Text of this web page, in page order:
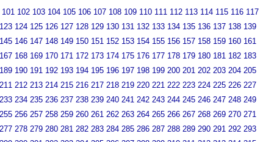
101 102 103 104 105 106 107 108 109 110 111 112 113 114 115 116 117
124 125 126 127 128 129 130 131 132 133 134 135 136 137 138 139
146 147 148 149 150 151 152 153 154 155 156 157 158 159 160 161
168 169 170 171 172 173 174 175 176 177 178 179 180 181 182 183
190 191 192 193 194 195 196 197 198 199 200 201 202 203 204 205
212 213 214 215 216 217 218 219 220 221 222 223 224 225 226 227
234 235 236 237 238 239 240 241 242 243 244 245 246 247 248 249
256 257 258 259 260 261 262 263 264 265 266 267 268 269 270 271
278 279 280 281 282 283 284 285 286 287 288 289 290 291 292 293